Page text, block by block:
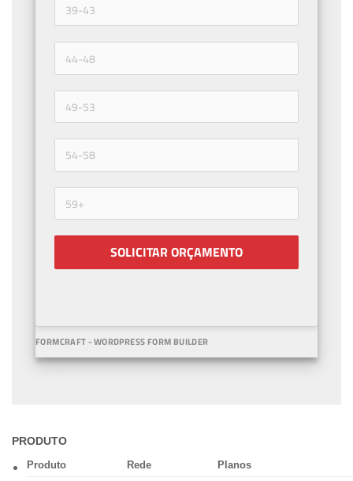
SOLICITAR ORÇAMENTO
FORMCRAFT - WORDPRESS FORM BUILDER
PRODUTO
Produto Rede Planos